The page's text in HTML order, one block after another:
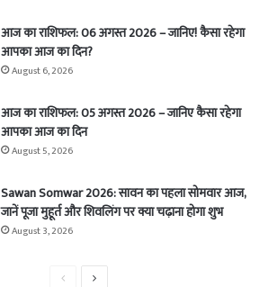
आज का राशिफल: 06 अगस्त 2026 – जानिए! कैसा रहेगा
आपका आज का दिन?
August 6, 2026
आज का राशिफल: 05 अगस्त 2026 – जानिए कैसा रहेगा
आपका आज का दिन
August 5, 2026
Sawan Somwar 2026: सावन का पहला सोमवार आज,
जानें पूजा मुहूर्त और शिवलिंग पर क्या चढ़ाना होगा शुभ
August 3, 2026
PreviousNext